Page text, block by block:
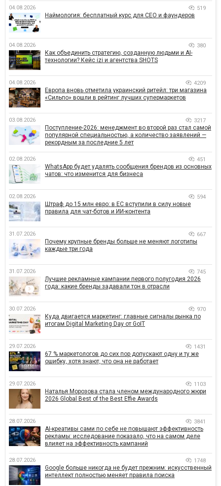
04.08.2026 519
Наймология: бесплатный курс для CEO и фаундеров
04.08.2026 380
Как объединить стратегию, созданную людьми и AI-
технологии? Кейс izi и агентства SHOTS
04.08.2026 4209
Европа вновь отметила украинский ритейл: три магазина
«Сильпо» вошли в рейтинг лучших супермаркетов
03.08.2026 3217
Поступление-2026: менеджмент во второй раз стал самой
популярной специальностью, а количество заявлений —
рекордным за последние 5 лет
02.08.2026 451
WhatsApp будет удалять сообщения брендов из основных
чатов: что изменится для бизнеса
02.08.2026 594
Штраф до 15 млн евро: в ЕС вступили в силу новые
правила для чат-ботов и ИИ-контента
31.07.2026 667
Почему крупные бренды больше не меняют логотипы
каждые три года
31.07.2026 745
Лучшие рекламные кампании первого полугодия 2026
года: какие бренды задавали тон в отрасли
30.07.2026 970
Куда двигается маркетинг: главные сигналы рынка по
итогам Digital Marketing Day от GoIT
29.07.2026 1431
67 % маркетологов до сих пор допускают одну и ту же
ошибку, хотя знают, что она не работает
29.07.2026 1103
Наталья Морозова стала членом международного жюри
2026 Global Best of the Best Effie Awards
28.07.2026 3841
AI-креативы сами по себе не повышают эффективность
рекламы: исследование показало, что на самом деле
влияет на эффективность кампаний
28.07.2026 1748
Google больше никогда не будет прежним: искусственный
интеллект полностью меняет правила поиска